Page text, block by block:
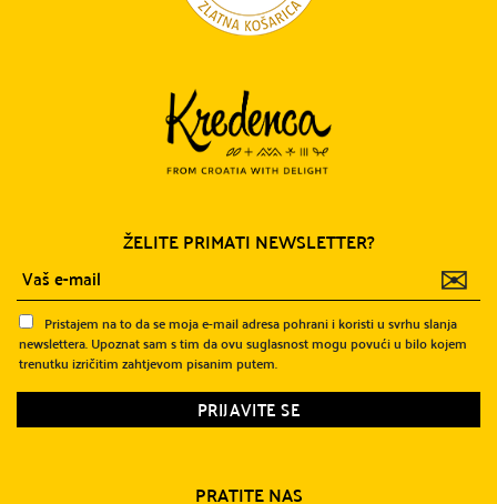
ŽELITE PRIMATI NEWSLETTER?
✉
Pristajem na to da se moja e-mail adresa pohrani i koristi u svrhu slanja
newslettera. Upoznat sam s tim da ovu suglasnost mogu povući u bilo kojem
trenutku izričitim zahtjevom pisanim putem.
PRATITE NAS